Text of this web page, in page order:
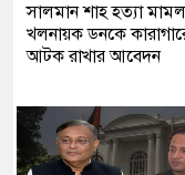
সালমান শাহ হত্যা
খলনায়ক ডনকে
আটক রাখার আবেদন